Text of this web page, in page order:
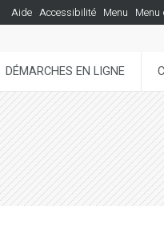
Aide Accessibilité Menu Menu
DÉMARCHES EN LIGNE